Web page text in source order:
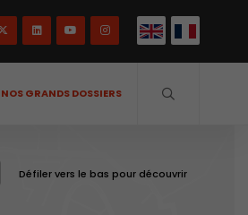
NOS GRANDS DOSSIERS
Défiler vers le bas pour découvrir